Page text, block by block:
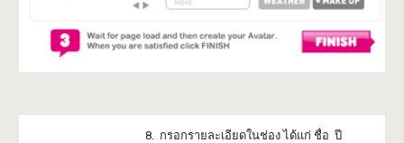
8. กรอกรายละเอียดในช่อง ได้แก่ ชื่อ ปี